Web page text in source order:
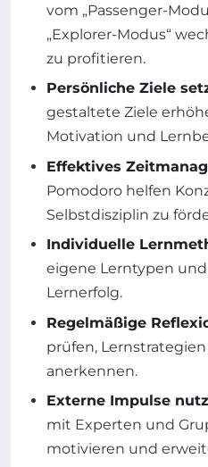
vom „Passenger-
„Explorer-Modus“
zu profitieren.
Persönliche Ziele
gestaltete Ziele
Motivation und
Effektives
Pomodoro helfen
Selbstdisziplin zu
Individuelle
eigene Lerntypen
Lernerfolg.
Regelmäßige
prüfen,
anerkennen.
Externe Impulse
mit Experten und
motivieren und